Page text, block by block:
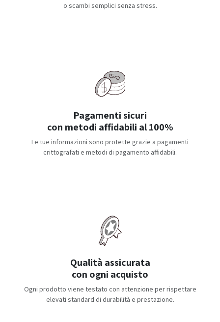
o scambi semplici senza stress.
Pagamenti sicuri
con metodi affidabili al 100%
Le tue informazioni sono protette grazie a pagamenti
crittografati e metodi di pagamento affidabili.
Qualità assicurata
con ogni acquisto
Ogni prodotto viene testato con attenzione per rispettare
elevati standard di durabilità e prestazione.